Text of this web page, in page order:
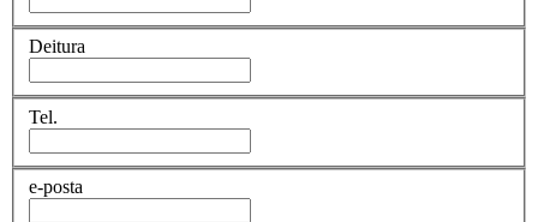
Deitura
Tel.
e-posta